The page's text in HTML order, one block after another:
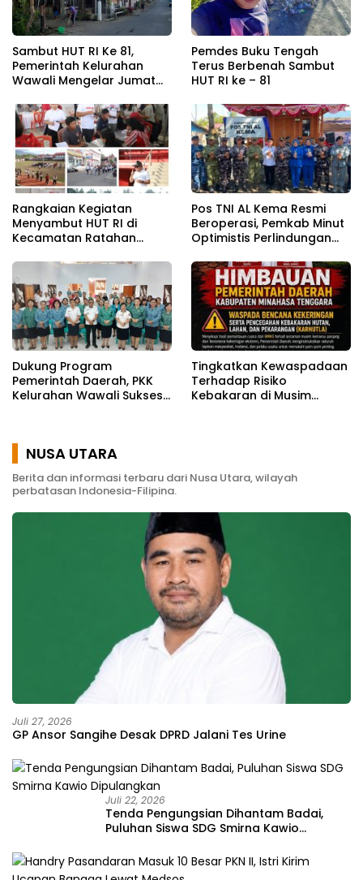
Sambut HUT RI Ke 81,
Pemerintah Kelurahan
Wawali Mengelar Jumat
Pemdes Buku Tengah
Terus Berbenah Sambut
HUT RI ke – 81
Rangkaian Kegiatan
Menyambut HUT RI di
Kecamatan Ratahan
Pos TNI AL Kema Resmi
Beroperasi, Pemkab Minut
Optimistis Perlindungan
Dukung Program
Pemerintah Daerah, PKK
Kelurahan Wawali Sukses
Masyarakat
Tingkatkan Kewaspadaan
Terhadap Risiko
Kebakaran di Musim
NUSA UTARA
Berita dan informasi terbaru dari Nusa Utara, wilayah
perbatasan Indonesia-Filipina.
Juli 27, 2026
GP Ansor Sangihe Desak DPRD Jalani Tes Urine
Juli 22, 2026
Tenda Pengungsian Dihantam Badai,
Puluhan Siswa SDG Smirna Kawio